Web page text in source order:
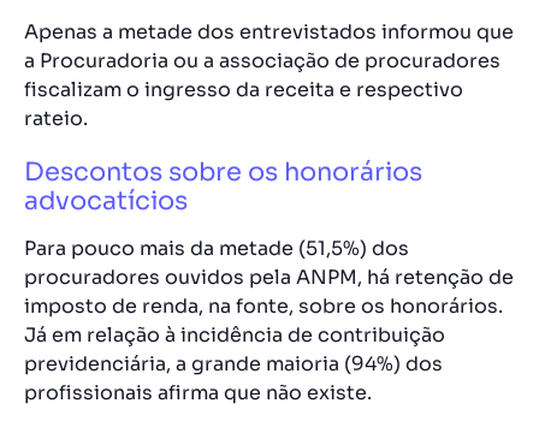
Apenas a metade dos entrevistados informou que
a Procuradoria ou a associação de procuradores
fiscalizam o ingresso da receita e respectivo
rateio.
Descontos sobre os honorários
advocatícios
Para pouco mais da metade (51,5%) dos
procuradores ouvidos pela ANPM, há retenção de
imposto de renda, na fonte, sobre os honorários.
Já em relação à incidência de contribuição
previdenciária, a grande maioria (94%) dos
profissionais afirma que não existe.